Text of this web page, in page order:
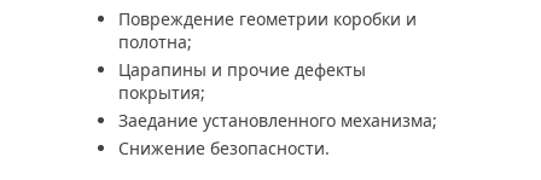
Повреждение геометрии коробки и
полотна;
Царапины и прочие дефекты
покрытия;
Заедание установленного механизма;
Снижение безопасности.